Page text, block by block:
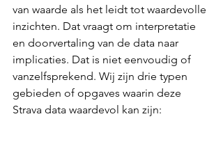
van waarde als het leidt tot waardevolle
inzichten. Dat vraagt om interpretatie
en doorvertaling van de data naar
implicaties. Dat is niet eenvoudig of
vanzelfsprekend. Wij zijn drie typen
gebieden of opgaves waarin deze
Strava data waardevol kan zijn: